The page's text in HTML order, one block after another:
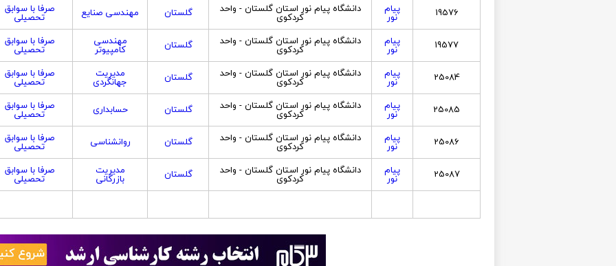
19576 پیام
نور
دانشگاه پیام نور استان گلستان - واحد
کردکوی گلستان مهندسی صنایع صرفا با سوابق
تحصیلی
19577 پیام
نور
دانشگاه پیام نور استان گلستان - واحد
کردکوی گلستان مهندسی
کامپیوتر
صرفا با سوابق
تحصیلی
25084 پیام
نور
دانشگاه پیام نور استان گلستان - واحد
کردکوی گلستان مدیریت
جهانگردی
صرفا با سوابق
تحصیلی
25085 پیام
نور
دانشگاه پیام نور استان گلستان - واحد
کردکوی گلستان حسابداری صرفا با سوابق
تحصیلی
25086 پیام
نور
دانشگاه پیام نور استان گلستان - واحد
کردکوی گلستان روانشناسی صرفا با سوابق
تحصیلی
25087 پیام
نور
دانشگاه پیام نور استان گلستان - واحد
کردکوی گلستان مدیریت
بازرگانی
صرفا با سوابق
تحصیلی